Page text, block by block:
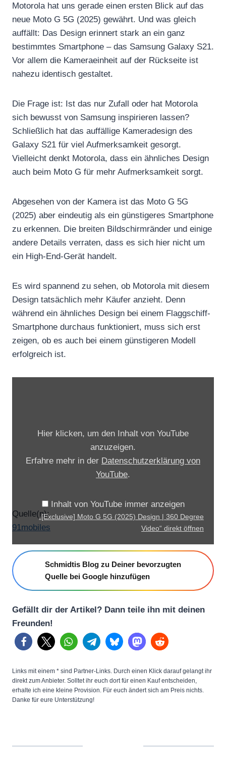
Motorola hat uns gerade einen ersten Blick auf das
neue Moto G 5G (2025) gewährt. Und was gleich
auffällt: Das Design erinnert stark an ein ganz
bestimmtes Smartphone – das Samsung Galaxy S21.
Vor allem die Kameraeinheit auf der Rückseite ist
nahezu identisch gestaltet.
Die Frage ist: Ist das nur Zufall oder hat Motorola
sich bewusst von Samsung inspirieren lassen?
Schließlich hat das auffällige Kameradesign des
Galaxy S21 für viel Aufmerksamkeit gesorgt.
Vielleicht denkt Motorola, dass ein ähnliches Design
auch beim Moto G für mehr Aufmerksamkeit sorgt.
Abgesehen von der Kamera ist das Moto G 5G
(2025) aber eindeutig als ein günstigeres Smartphone
zu erkennen. Die breiten Bildschirmränder und einige
andere Details verraten, dass es sich hier nicht um
ein High-End-Gerät handelt.
Es wird spannend zu sehen, ob Motorola mit diesem
Design tatsächlich mehr Käufer anzieht. Denn
während ein ähnliches Design bei einem Flaggschiff-
Smartphone durchaus funktioniert, muss sich erst
zeigen, ob es auch bei einem günstigeren Modell
erfolgreich ist.
M
o
t
G
G
(
2
0
2
Hier klicken, um den Inhalt von YouTube
anzuzeigen.
Erfahre mehr in der Datenschutzerklärung von
YouTube.
Inhalt von YouTube immer anzeigen
„[Exclusive] Moto G 5G (2025) Design | 360 Degree
Video“ direkt öffnen
Quelle(n):
91mobiles
Schmidtis Blog zu Deiner bevorzugten
Quelle bei Google hinzufügen
Gefällt dir der Artikel? Dann teile ihn mit deinen
Freunden!
Links mit einem * sind Partner-Links. Durch einen Klick darauf gelangt ihr
direkt zum Anbieter. Solltet ihr euch dort für einen Kauf entscheiden,
erhalte ich eine kleine Provision. Für euch ändert sich am Preis nichts.
Danke für eure Unterstützung!